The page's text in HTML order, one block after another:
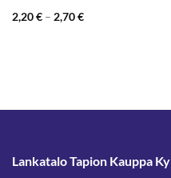
2,20€ – 2,70€Hintaluokka:
Lankatalo Tapion Kauppa Ky